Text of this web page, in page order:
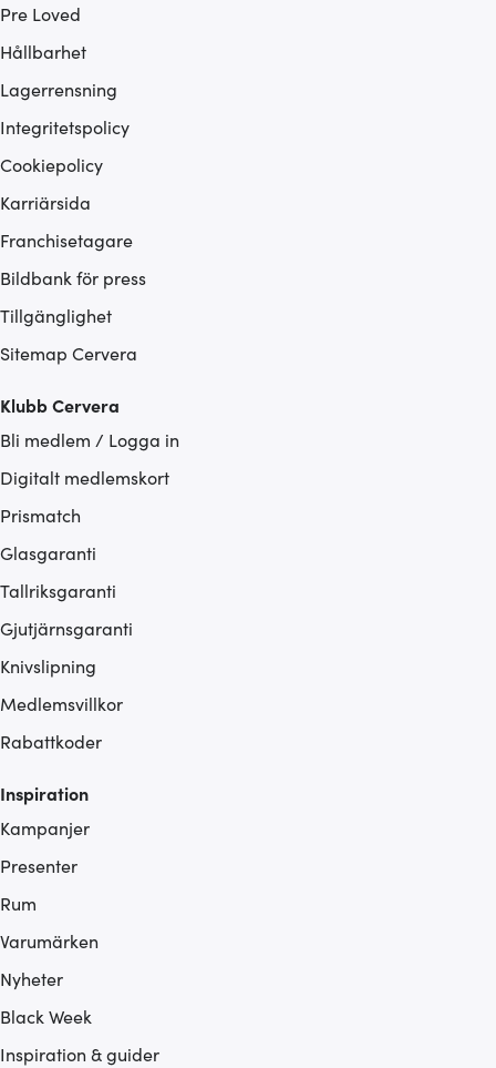
Pre Loved
Hållbarhet
Lagerrensning
Integritetspolicy
Cookiepolicy
Karriärsida
Franchisetagare
Bildbank för press
Tillgänglighet
Sitemap Cervera
Klubb Cervera
Bli medlem / Logga in
Digitalt medlemskort
Prismatch
Glasgaranti
Tallriksgaranti
Gjutjärnsgaranti
Knivslipning
Medlemsvillkor
Rabattkoder
Inspiration
Kampanjer
Presenter
Rum
Varumärken
Nyheter
Black Week
Inspiration & guider